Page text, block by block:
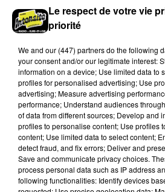
Jeudi 4 février 2027 à 14h30 à
Paty, bibliothèque Abbé-
Cher) : « Soyez maudits ! » Les
déposées...
Le respect de votre vie
priorité
We and our (447) partnersdo the following
your consent and/or our legitimate interest:
information on a device; Use limited data to
profiles for personalised advertising; Use
advertising; Measure advertising
performance; Understand audiences
of data from different sources; Develop and
profiles to personalise content; Use profiles
content; Use limited data to select content;
detect fraud, and fix errors; Deliver and
Save and communicate privacy choices.
process personal data such as IP address
following functionalities: Identify devices